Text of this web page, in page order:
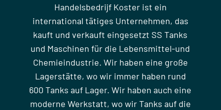
Handelsbedrijf Koster ist ein
international tätiges Unternehmen, das
kauft und verkauft eingesetzt SS Tanks
und Maschinen für die Lebensmittel-und
Chemieindustrie. Wir haben eine große
Lagerstätte, wo wir immer haben rund
600 Tanks auf Lager. Wir haben auch eine
moderne Werkstatt, wo wir Tanks auf die